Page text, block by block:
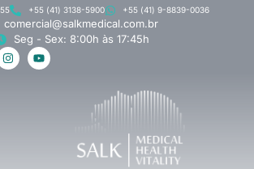
+55 (41) 3138-5900 +55 (41) 9-8839-0036
comercial@salkmedical.com.br
Seg - Sex: 8:00h às 17:45h